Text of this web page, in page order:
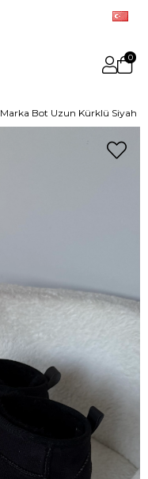
0
Marka Bot Uzun Kürklü Siyah